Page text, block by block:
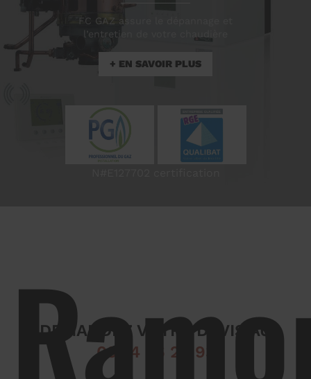
FC GAZ assure le dépannage et
l’entretien de votre chaudière
DEMANDEZ VOTRE DEVIS AU
09 74 56 28 93